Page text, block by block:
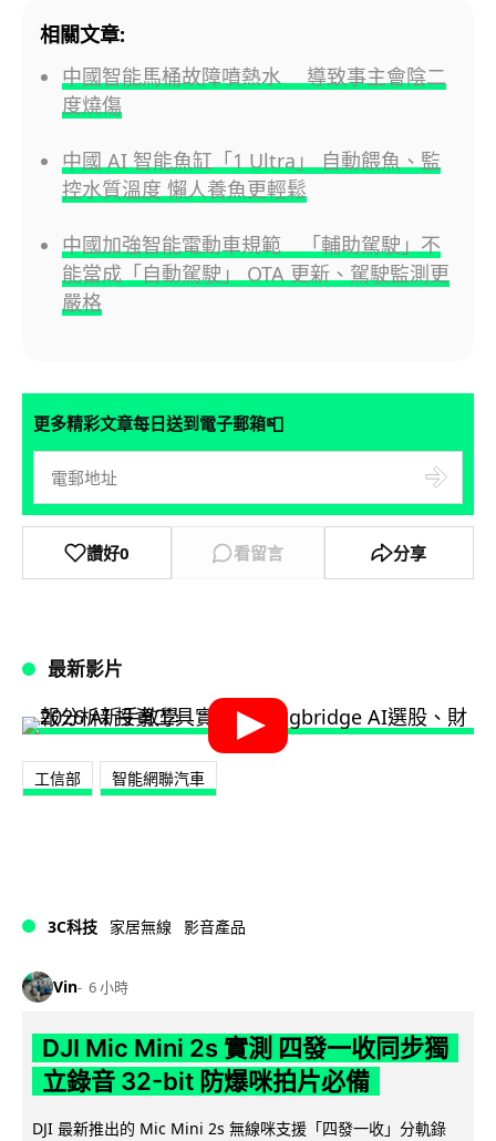
相關文章:
中國智能馬桶故障噴熱水 導致事主會陰二
度燒傷
中國 AI 智能魚缸「1 Ultra」 自動餵魚、監
控水質溫度 懶人養魚更輕鬆
中國加強智能電動車規範 「輔助駕駛」不
能當成「自動駕駛」 OTA 更新、駕駛監測更
嚴格
更多精彩文章每日送到電子郵箱📮
讚好0 看留言 分享
最新影片
工信部 智能網聯汽車
3C科技 家居無線 影音產品
Vin 6 小時
DJI Mic Mini 2s 實測 四發一收同步獨
立錄音 32-bit 防爆咪拍片必備
DJI 最新推出的 Mic Mini 2s 無線咪支援「四發一收」分軌錄